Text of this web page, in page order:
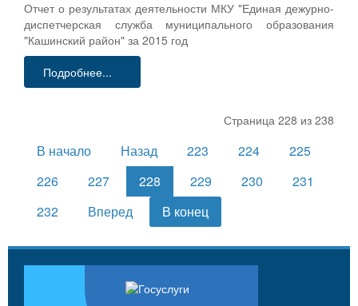
Отчет о результатах деятельности МКУ "Единая дежурно-
диспетчерская служба муниципального образования
"Кашинский район" за 2015 год
Подробнее...
Страница 228 из 238
В начало Назад 223 224
225
226
227 228 229 230
231
232
Вперед В конец